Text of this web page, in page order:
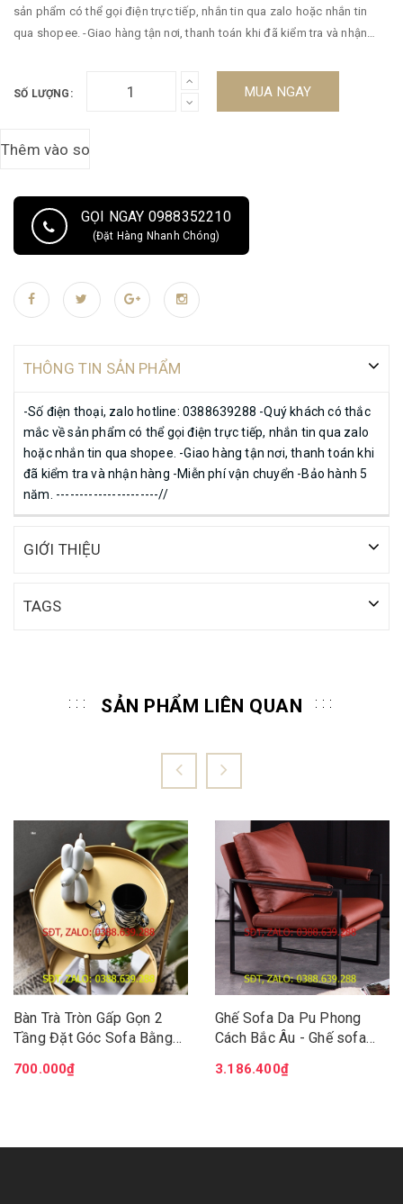
sản phẩm có thể gọi điện trực tiếp, nhắn tin qua zalo hoặc nhắn tin
qua shopee. -Giao hàng tận nơi, thanh toán khi đã kiểm tra và nhận
SỐ LƯỢNG: MUA NGAY
GỌI NGAY 0988352210
(Đặt Hàng Nhanh Chóng)
THÔNG TIN SẢN PHẨM
-Số điện thoại, zalo hotline: 0388639288 -Quý khách có thắc
mắc về sản phẩm có thể gọi điện trực tiếp, nhắn tin qua zalo
hoặc nhắn tin qua shopee. -Giao hàng tận nơi, thanh toán khi
đã kiểm tra và nhận hàng -Miễn phí vận chuyển -Bảo hành 5
năm. ----------------------//
GIỚI THIỆU
TAGS
SẢN PHẨM LIÊN QUAN
Bàn Trà Tròn Gấp Gọn 2
Tầng Đặt Góc Sofa Bằng
Ban Công, Sân Vườn Ngoài
700.000₫
Ghế Sofa Da Pu Phong
Cách Bắc Âu - Ghế sofa
Đệm da chân kim loại chắc
3.186.400₫